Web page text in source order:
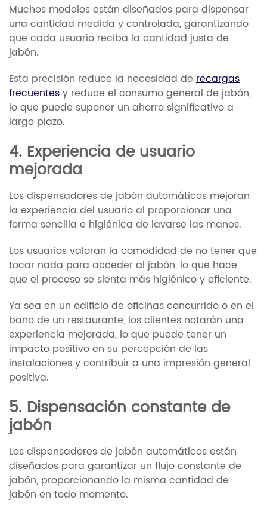
Muchos modelos están diseñados para dispensar
una cantidad medida y controlada, garantizando
que cada usuario reciba la cantidad justa de
jabón.
Esta precisión reduce la necesidad derecargas
frecuentesy reduce el consumo general de jabón,
lo que puede suponer un ahorro significativo a
largo plazo.
4. Experiencia de usuario
mejorada
Los dispensadores de jabón automáticos mejoran
la experiencia del usuario al proporcionar una
forma sencilla e higiénica de lavarse las manos.
Los usuarios valoran la comodidad de no tener que
tocar nada para acceder al jabón, lo que hace
que el proceso se sienta más higiénico y eficiente.
Ya sea en un edificio de oficinas concurrido o en el
baño de un restaurante, los clientes notarán una
experiencia mejorada, lo que puede tener un
impacto positivo en su percepción de las
instalaciones y contribuir a una impresión general
positiva.
5. Dispensación constante de
jabón
Los dispensadores de jabón automáticos están
diseñados para garantizar un flujo constante de
jabón, proporcionando la misma cantidad de
jabón en todo momento.